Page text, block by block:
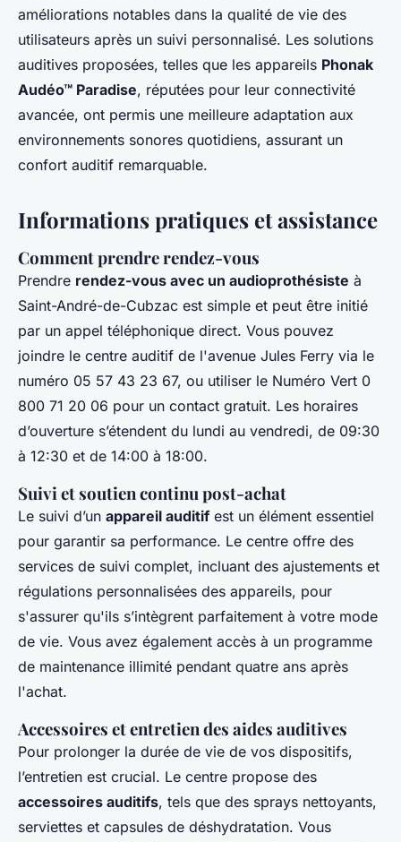
améliorations notables dans la qualité de vie des
utilisateurs après un suivi personnalisé. Les solutions
auditives proposées, telles que les appareils Phonak
Audéo™ Paradise, réputées pour leur connectivité
avancée, ont permis une meilleure adaptation aux
environnements sonores quotidiens, assurant un
confort auditif remarquable.
Informations pratiques et assistance
Comment prendre rendez-vous
Prendre rendez-vous avec un audioprothésiste à
Saint-André-de-Cubzac est simple et peut être initié
par un appel téléphonique direct. Vous pouvez
joindre le centre auditif de l'avenue Jules Ferry via le
numéro 05 57 43 23 67, ou utiliser le Numéro Vert 0
800 71 20 06 pour un contact gratuit. Les horaires
d’ouverture s’étendent du lundi au vendredi, de 09:30
à 12:30 et de 14:00 à 18:00.
Suivi et soutien continu post-achat
Le suivi d’un appareil auditif est un élément essentiel
pour garantir sa performance. Le centre offre des
services de suivi complet, incluant des ajustements et
régulations personnalisées des appareils, pour
s'assurer qu'ils s’intègrent parfaitement à votre mode
de vie. Vous avez également accès à un programme
de maintenance illimité pendant quatre ans après
l'achat.
Accessoires et entretien des aides auditives
Pour prolonger la durée de vie de vos dispositifs,
l’entretien est crucial. Le centre propose des
accessoires auditifs, tels que des sprays nettoyants,
serviettes et capsules de déshydratation. Vous